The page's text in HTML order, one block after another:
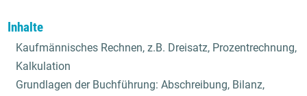
Inhalte
Kaufmännisches Rechnen, z.B. Dreisatz, Prozentrechnung,
Kalkulation
Grundlagen der Buchführung: Abschreibung, Bilanz,